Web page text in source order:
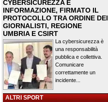
CYBERSICUREZZA E
INFORMAZIONE, FIRMATO IL
PROTOCOLLO TRA ORDINE DEI
GIORNALISTI, REGIONE
UMBRIA E CSIRT
La cybersicurezza è
una responsabilità
pubblica e collettiva.
Comunicare
correttamente un
incidente...
ALTRI SPORT